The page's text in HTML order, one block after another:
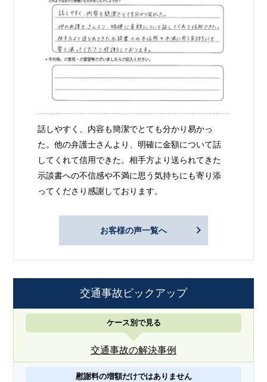
話しやすく、内容も簡潔でとても分かり易かっ
た。他の弁護士さんより、明確に金額について話
してくれて信用できた。相手方より送られてきた
示談書への不信感や不満に思う気持ちにも寄り添
ってくださり感謝しております。
お客様の声一覧へ
交通事故ピックアップ
ケース別で見る
交通事故の解決事例
慰謝料の増額だけではありません